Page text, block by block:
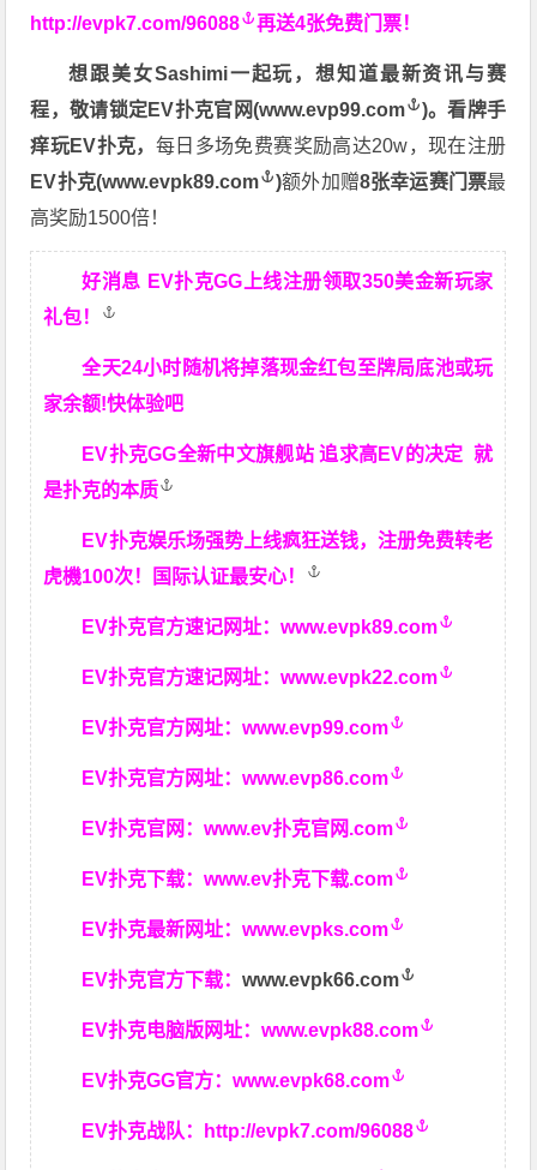
http://evpk7.com/96088
再送4张免费门票！
想跟美女Sashimi一起玩，想知道最新资讯与赛
程，敬请锁定EV扑克官网(www.evp99.com )。看牌手
痒玩EV扑克， 每日多场免费赛奖励高达20w，现在注册
EV扑克(www.evpk89.com )额外加赠8张幸运赛门票最
高奖励1500倍！
好消息 EV扑克GG上线注册领取350美金新玩家
礼包！
全天24小时随机将掉落现金红包至牌局底池或玩
家余额!快体验吧
EV扑克GG全新中文旗舰站追求高EV的决定就
是扑克的本质
EV扑克娱乐场强势上线疯狂送钱，注册免费转老
虎機100次！国际认证最安心！
EV扑克官方速记网址：www.evpk89.com
EV扑克官方速记网址：www.evpk22.com
EV扑克官方网址：www.evp99.com
EV扑克官方网址：www.evp86.com
EV扑克官网：www.ev扑克官网.com
EV扑克下载：www.ev扑克下载.com
EV扑克最新网址：www.evpks.com
EV扑克官方下载：www.evpk66.com
EV扑克电脑版网址：www.evpk88.com
EV扑克GG官方：www.evpk68.com
EV扑克战队： http://evpk7.com/96088